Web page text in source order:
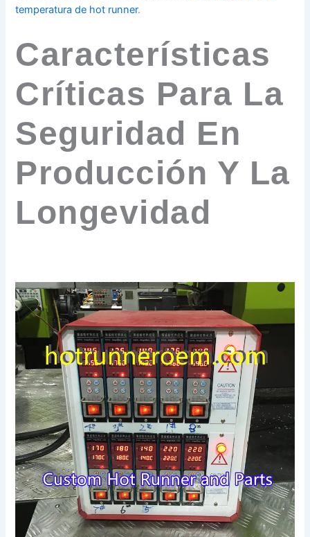
temperatura de hot runner.
Características
Críticas Para La
Seguridad En
Producción Y La
Longevidad